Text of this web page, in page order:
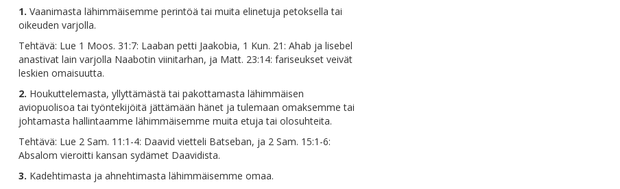
1. Vaanimasta lähimmäisemme perintöä tai muita elinetuja petoksella tai
oikeuden varjolla.
Tehtävä: Lue 1 Moos. 31:7: Laaban petti Jaakobia, 1 Kun. 21: Ahab ja lisebel
anastivat lain varjolla Naabotin viinitarhan, ja Matt. 23:14: fariseukset veivät
leskien omaisuutta.
2. Houkuttelemasta, yllyttämästä tai pakottamasta lähimmäisen
aviopuolisoa tai työntekijöitä jättämään hänet ja tulemaan omaksemme tai
johtamasta hallintaamme lähimmäisemme muita etuja tai olosuhteita.
Tehtävä: Lue 2 Sam. 11:1-4: Daavid vietteli Batseban, ja 2 Sam. 15:1-6:
Absalom vieroitti kansan sydämet Daavidista.
3. Kadehtimasta ja ahnehtimasta lähimmäisemme omaa.